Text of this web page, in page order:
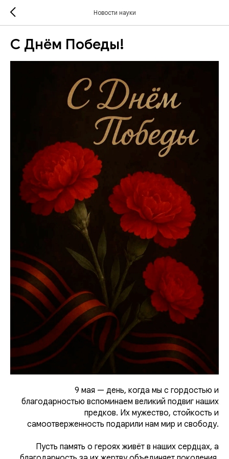
Новости науки
С Днём Победы!
9 мая — день, когда мы с гордостью и
благодарностью вспоминаем великий подвиг наших
предков. Их мужество, стойкость и
самоотверженность подарили нам мир и свободу.
Пусть память о героях живёт в наших сердцах, а